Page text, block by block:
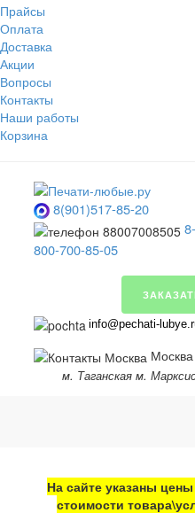
Прайсы
Оплата
Доставка
Акции
Вопросы
Контакты
Наши работы
Корзина
8(901)517-85-20
8-
800-700-85-05
info@pechati-
м. Таганская м.
На сайте указаны
стоимости